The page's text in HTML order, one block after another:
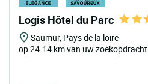
Logis Hôtel du Parc
Saumur, Pays de la loire
op 24.14 km van uw zoekopdracht